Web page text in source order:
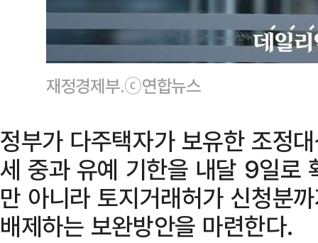
재정경제부.ⓒ연합뉴스
정부가 다주택자가 보유한 조정
세 중과 유예 기한을 내달 9일로
만 아니라 토지거래허가 신청분
배제하는 보완방안을 마련한다.